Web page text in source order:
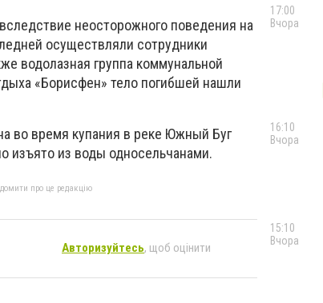
неосторожного поведения на
осуществляли сотрудники
водолазная группа коммунальной
«Борисфен» тело погибшей нашли
во время купания в реке Южный Буг
изъято из воды односельчанами.
про це редакцію
Авторизуйтесь, щоб оцінити
17:00
Вчора
16:10
Вчора
15:10
Вчора